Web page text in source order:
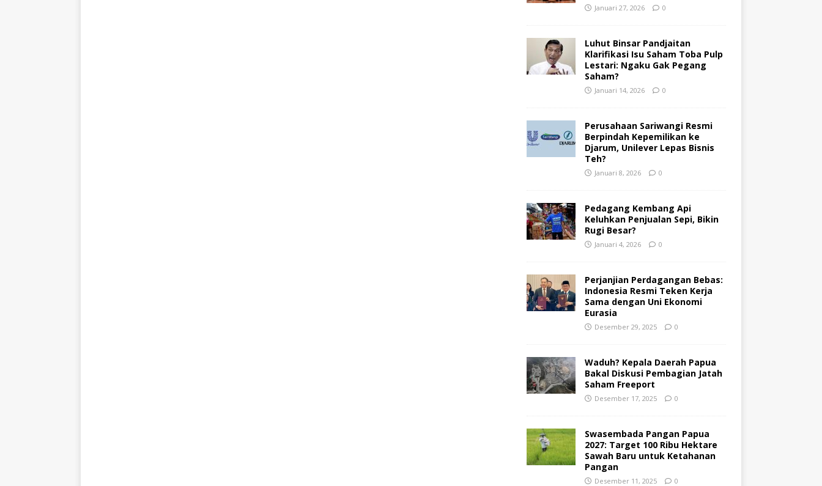
Januari 27, 2026 0
Luhut Binsar Pandjaitan
Klarifikasi Isu Saham Toba Pulp
Lestari: Ngaku Gak Pegang
Saham?
Januari 14, 2026 0
Perusahaan Sariwangi Resmi
Berpindah Kepemilikan ke
Djarum, Unilever Lepas Bisnis
Teh?
Januari 8, 2026 0
Pedagang Kembang Api
Keluhkan Penjualan Sepi, Bikin
Rugi Besar?
Januari 4, 2026 0
Perjanjian Perdagangan Bebas:
Indonesia Resmi Teken Kerja
Sama dengan Uni Ekonomi
Eurasia
Desember 29, 2025 0
Waduh? Kepala Daerah Papua
Bakal Diskusi Pembagian Jatah
Saham Freeport
Desember 17, 2025 0
Swasembada Pangan Papua
2027: Target 100 Ribu Hektare
Sawah Baru untuk Ketahanan
Pangan
Desember 11, 2025 0